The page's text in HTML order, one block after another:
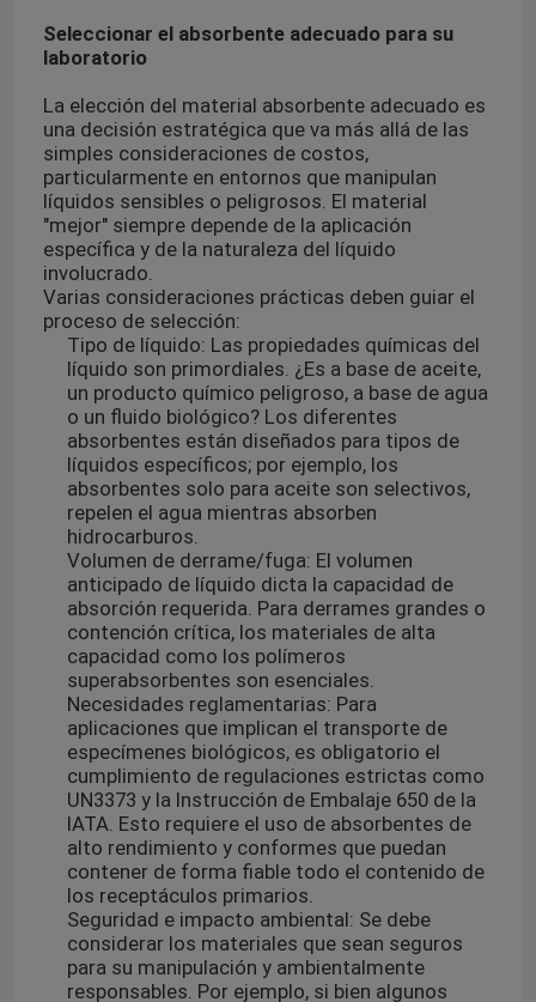
Seleccionar el absorbente adecuado para su
laboratorio
La elección del material absorbente adecuado es
una decisión estratégica que va más allá de las
simples consideraciones de costos,
particularmente en entornos que manipulan
líquidos sensibles o peligrosos. El material
"mejor" siempre depende de la aplicación
específica y de la naturaleza del líquido
involucrado.
Varias consideraciones prácticas deben guiar el
proceso de selección:
Tipo de líquido: Las propiedades químicas del
líquido son primordiales. ¿Es a base de aceite,
un producto químico peligroso, a base de agua
o un fluido biológico? Los diferentes
absorbentes están diseñados para tipos de
líquidos específicos; por ejemplo, los
absorbentes solo para aceite son selectivos,
repelen el agua mientras absorben
hidrocarburos.
Volumen de derrame/fuga: El volumen
anticipado de líquido dicta la capacidad de
absorción requerida. Para derrames grandes o
contención crítica, los materiales de alta
capacidad como los polímeros
superabsorbentes son esenciales.
Necesidades reglamentarias: Para
aplicaciones que implican el transporte de
especímenes biológicos, es obligatorio el
cumplimiento de regulaciones estrictas como
UN3373 y la Instrucción de Embalaje 650 de la
IATA. Esto requiere el uso de absorbentes de
alto rendimiento y conformes que puedan
contener de forma fiable todo el contenido de
los receptáculos primarios.
Seguridad e impacto ambiental: Se debe
considerar los materiales que sean seguros
para su manipulación y ambientalmente
responsables. Por ejemplo, si bien algunos